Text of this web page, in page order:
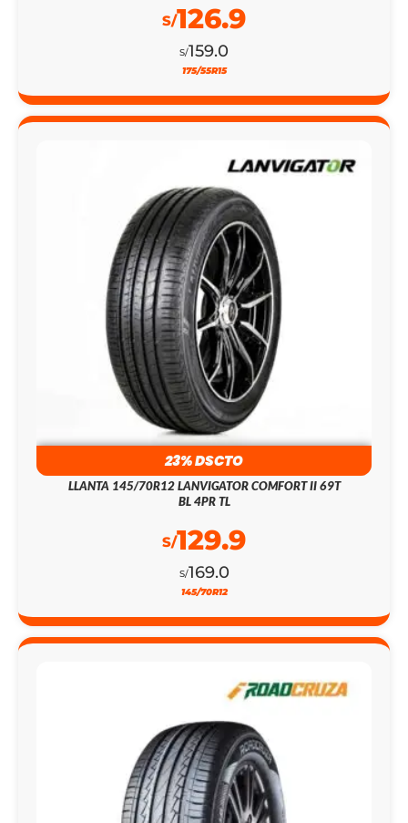
S/159.0
S/126.9
175/55R15
23% DSCTO
LLANTA 145/70R12 LANVIGATOR COMFORT II 69T
BL 4PR TL
S/169.0
S/129.9
145/70R12